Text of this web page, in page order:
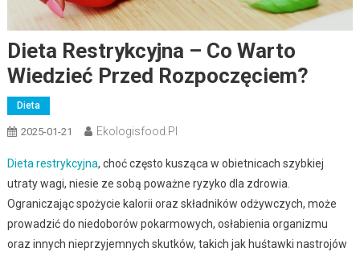
Dieta Restrykcyjna – Co Warto
Wiedzieć Przed Rozpoczęciem?
Dieta
2025-01-21 Ekologisfood.pl
Dieta restrykcyjna, choć często kusząca w obietnicach szybkiej
utraty wagi, niesie ze sobą poważne ryzyko dla zdrowia.
Ograniczając spożycie kalorii oraz składników odżywczych, może
prowadzić do niedoborów pokarmowych, osłabienia organizmu
oraz innych nieprzyjemnych skutków, takich jak huśtawki nastrojów